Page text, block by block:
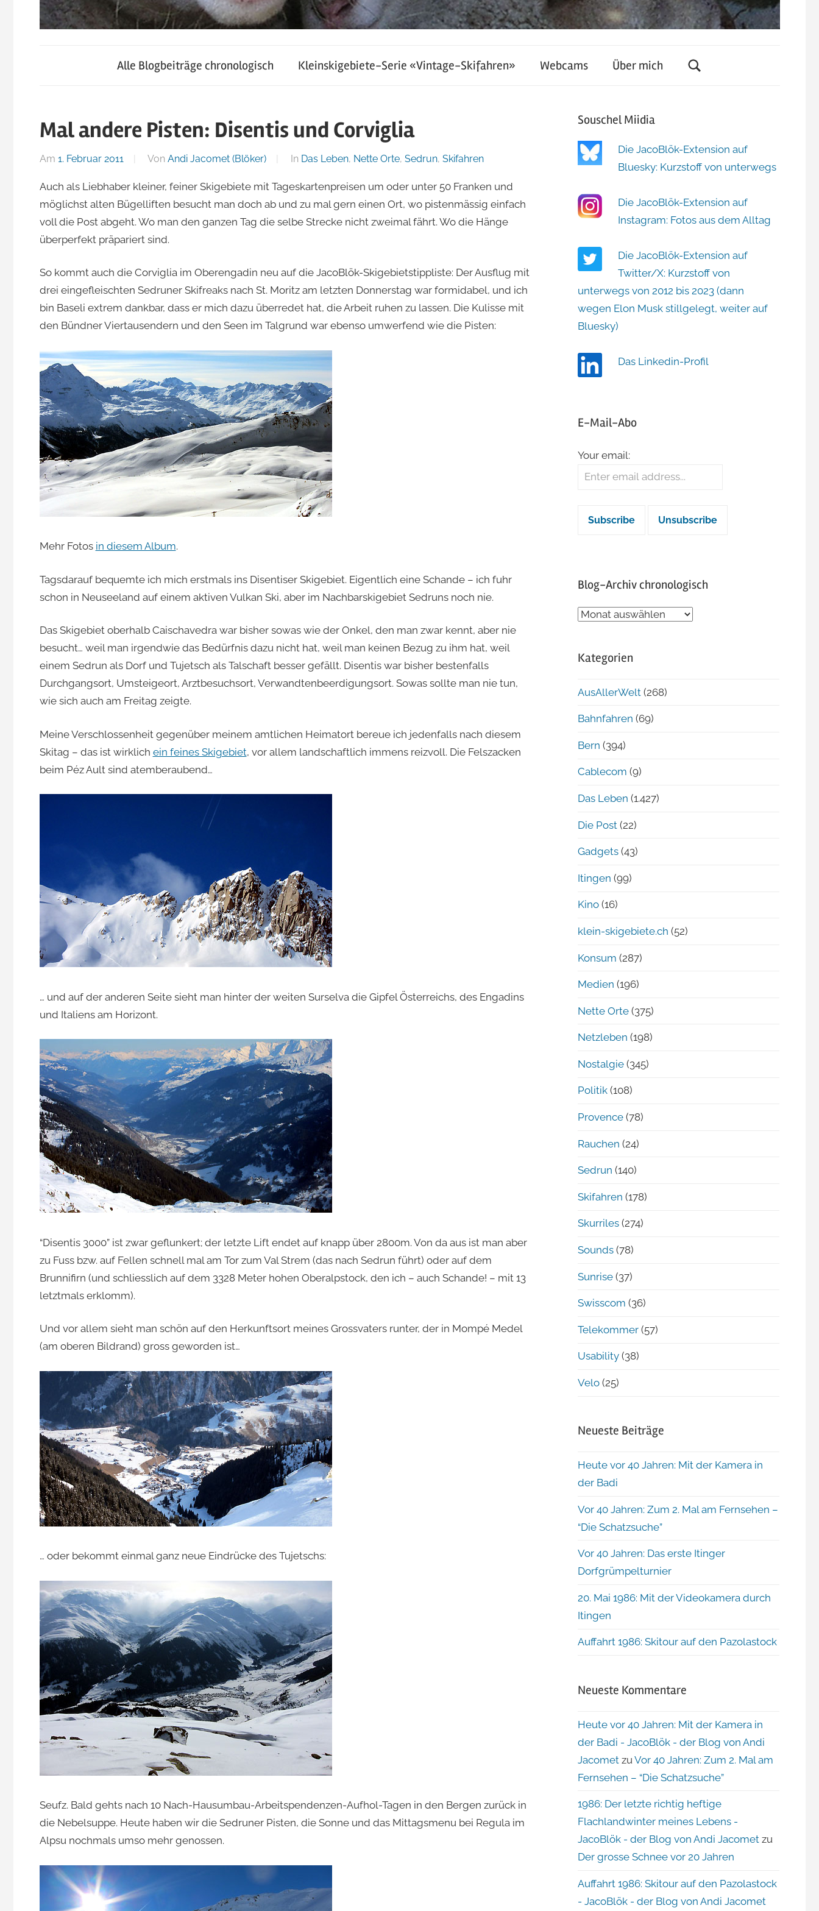
JacoBlök
der
Blog
von
Andi
Jacomet
skigebiete.ch
Alle Blogbeiträge chronologisch Kleinskigebiete-Serie «Vintage-Skifahren» Webcams Über mich
Mal andere Pisten: Disentis und Corviglia
Am 1. Februar 2011 Von Andi Jacomet (Blöker) In Das Leben, Nette Orte, Sedrun, Skifahren
Auch als Liebhaber kleiner, feiner Skigebiete mit Tageskartenpreisen um oder unter 50 Franken und
möglichst alten Bügelliften besucht man doch ab und zu mal gern einen Ort, wo pistenmässig einfach
voll die Post abgeht. Wo man den ganzen Tag die selbe Strecke nicht zweimal fährt. Wo die Hänge
überperfekt präpariert sind.
So kommt auch die Corviglia im Oberengadin neu auf die JacoBlök-Skigebietstippliste: Der Ausflug mit
drei eingefleischten Sedruner Skifreaks nach St. Moritz am letzten Donnerstag war formidabel, und ich
bin Baseli extrem dankbar, dass er mich dazu überredet hat, die Arbeit ruhen zu lassen. Die Kulisse mit
den Bündner Viertausendern und den Seen im Talgrund war ebenso umwerfend wie die Pisten:
Mehr Fotos in diesem Album.
Tagsdarauf bequemte ich mich erstmals ins Disentiser Skigebiet. Eigentlich eine Schande – ich fuhr
schon in Neuseeland auf einem aktiven Vulkan Ski, aber im Nachbarskigebiet Sedruns noch nie.
Das Skigebiet oberhalb Caischavedra war bisher sowas wie der Onkel, den man zwar kennt, aber nie
besucht… weil man irgendwie das Bedürfnis dazu nicht hat, weil man keinen Bezug zu ihm hat, weil
einem Sedrun als Dorf und Tujetsch als Talschaft besser gefällt. Disentis war bisher bestenfalls
Durchgangsort, Umsteigeort, Arztbesuchsort, Verwandtenbeerdigungsort. Sowas sollte man nie tun,
wie sich auch am Freitag zeigte.
Meine Verschlossenheit gegenüber meinem amtlichen Heimatort bereue ich jedenfalls nach diesem
Skitag – das ist wirklich ein feines Skigebiet, vor allem landschaftlich immens reizvoll. Die Felszacken
beim Péz Ault sind atemberaubend…
… und auf der anderen Seite sieht man hinter der weiten Surselva die Gipfel Österreichs, des Engadins
und Italiens am Horizont.
“Disentis 3000” ist zwar geflunkert; der letzte Lift endet auf knapp über 2800m. Von da aus ist man aber
zu Fuss bzw. auf Fellen schnell mal am Tor zum Val Strem (das nach Sedrun führt) oder auf dem
Brunnifirn (und schliesslich auf dem 3328 Meter hohen Oberalpstock, den ich – auch Schande! – mit 13
letztmals erklomm).
Und vor allem sieht man schön auf den Herkunftsort meines Grossvaters runter, der in Mompé Medel
(am oberen Bildrand) gross geworden ist…
… oder bekommt einmal ganz neue Eindrücke des Tujetschs:
Seufz. Bald gehts nach 10 Nach-Hausumbau-Arbeitspendenzen-Aufhol-Tagen in den Bergen zurück in
die Nebelsuppe. Heute haben wir die Sedruner Pisten, die Sonne und das Mittagsmenu bei Regula im
Alpsu nochmals umso mehr genossen.
Souschel Miidia
Die JacoBlök-Extension auf
Bluesky: Kurzstoff von unterwegs
Die JacoBlök-Extension auf
Instagram: Fotos aus dem Alltag
Die JacoBlök-Extension auf
Twitter/X: Kurzstoff von
unterwegs von 2012 bis 2023 (dann
wegen Elon Musk stillgelegt, weiter auf
Bluesky)
Das Linkedin-Profil
E-Mail-Abo
Your email:
Blog-Archiv chronologisch
Blog-
Kategorien
AusAllerWelt (268)
Bahnfahren (69)
Bern (394)
Cablecom (9)
Das Leben (1.427)
Die Post (22)
Gadgets (43)
Itingen (99)
Kino (16)
klein-skigebiete.ch (52)
Konsum (287)
Medien (196)
Nette Orte (375)
Netzleben (198)
Nostalgie (345)
Politik (108)
Provence (78)
Rauchen (24)
Sedrun (140)
Skifahren (178)
Skurriles (274)
Sounds (78)
Sunrise (37)
Swisscom (36)
Telekommer (57)
Usability (38)
Velo (25)
Neueste Beiträge
Heute vor 40 Jahren: Mit der Kamera in
der Badi
Vor 40 Jahren: Zum 2. Mal am Fernsehen –
“Die Schatzsuche”
Vor 40 Jahren: Das erste Itinger
Dorfgrümpelturnier
20. Mai 1986: Mit der Videokamera durch
Itingen
Auffahrt 1986: Skitour auf den Pazolastock
Neueste Kommentare
Heute vor 40 Jahren: Mit der Kamera in
der Badi - JacoBlök - der Blog von Andi
Jacomet zu Vor 40 Jahren: Zum 2. Mal am
Fernsehen – “Die Schatzsuche”
1986: Der letzte richtig heftige
Flachlandwinter meines Lebens -
JacoBlök - der Blog von Andi Jacomet zu
Der grosse Schnee vor 20 Jahren
Auffahrt 1986: Skitour auf den Pazolastock
- JacoBlök - der Blog von Andi Jacomet